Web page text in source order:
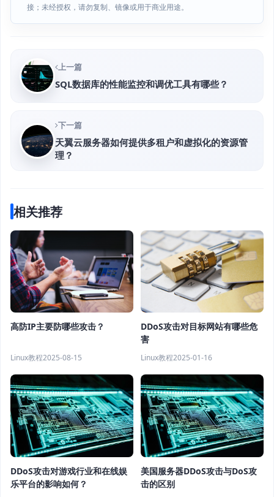
接；未经授权，请勿复制、镜像或用于商业用途。
上一篇
SQL数据库的性能监控和调优工具有哪些？
下一篇
天翼云服务器如何提供多租户和虚拟化的资源管
理？
相关推荐
高防IP主要防哪些攻击？
Linux教程2025-08-15
DDoS攻击对目标网站有哪些危
害
Linux教程2025-01-16
DDoS攻击对游戏行业和在线娱
乐平台的影响如何？
美国服务器DDoS攻击与DoS攻
击的区别